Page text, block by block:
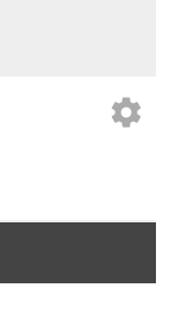
settings